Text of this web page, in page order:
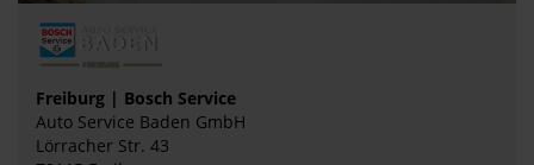
Freiburg | Bosch Service
Auto Service Baden GmbH
Lörracher Str. 43